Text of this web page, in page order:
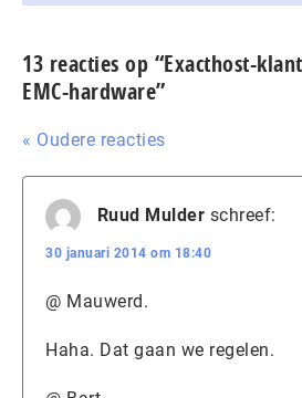
13 reacties op “Exacthost-
EMC-hardware”
« Oudere reacties
Ruud Mulder schreef:
30 januari 2014 om 18:40
@ Mauwerd.
Haha. Dat gaan we regelen.